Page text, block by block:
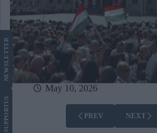
May 10, 2026
PREV NEXT
SUPPORT
US
NEWS
LETTER